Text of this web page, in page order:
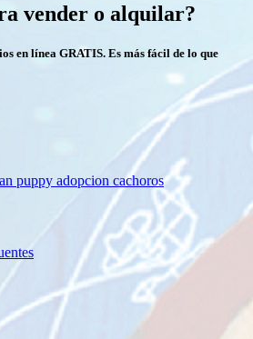
vender o alquilar?
en línea GRATIS. Es más fácil de lo que
puppy adopcion cachoros